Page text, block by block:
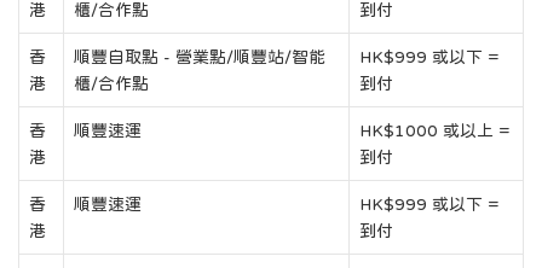
港
櫃/合作點
到付
香
港
順豐自取點 - 營業點/順豐站/智能
櫃/合作點
HK$999 或以下 =
到付
香
港
順豐速運
HK$1000 或以上 =
到付
香
港
順豐速運
HK$999 或以下 =
到付